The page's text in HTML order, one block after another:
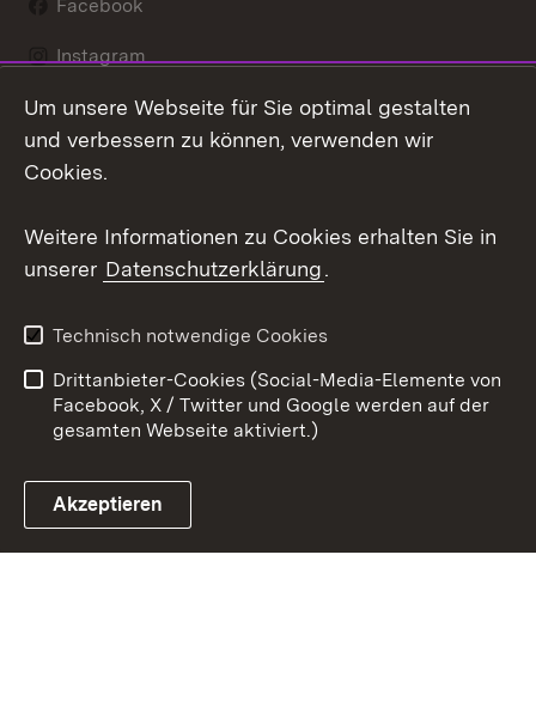
Facebook
Instagram
LinkedIn
Link zum Landesportal
Datenschutz
Barrierefreiheit
Impressum
Cookies
Um unsere Webseite für Sie optimal gestalten
und verbessern zu können, verwenden wir
Cookies.
Weitere Informationen zu Cookies erhalten Sie in
unserer Datenschutzerklärung.
Technisch notwendige Cookies
Drittanbieter-Cookies (Social-Media-Elemente von
Facebook, X / Twitter und Google werden auf der
gesamten Webseite aktiviert.)
Akzeptieren